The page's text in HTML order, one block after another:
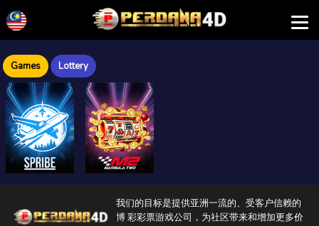
Games Lottery
我们的目标是提供亚洲一流的、受客户信赖的
博 彩彩票游戏公司，为社区带来和增加更多价